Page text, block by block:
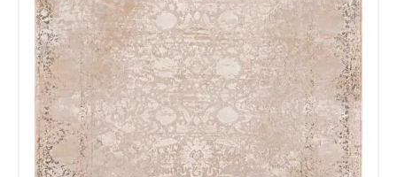
Nombre y Referencia del producto*
Acuerdo RGPD*